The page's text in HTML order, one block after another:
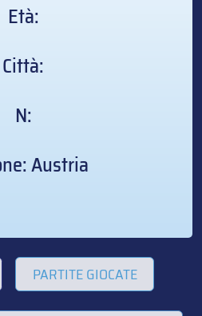
Età:
Città:
N:
Austria
PARTITE GIOCATE